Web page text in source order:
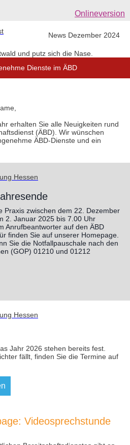
Onlineversion
News Dezember 2024
Dienste im ÄBD
erhalten Sie alle Neuigkeiten rund
(ÄBD). Wir wünschen
ÄBD-Dienste und ein
Praxis zwischen dem 22. Dezember
2. Januar 2025 bis 7.00 Uhr
Anrufbeantworter auf den ÄBD
finden Sie auf unserer Homepage.
Sie die Notfallpauschale nach den
(GOP) 01210 und 01212
Jahr 2026 stehen bereits fest.
fällt, finden Sie die Termine auf
Videosprechstunde